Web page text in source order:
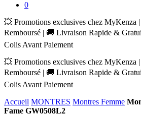
0
💥 Promotions exclusives chez MyKenza
Remboursé | 🚚 Livraison Rapide &
Colis Avant Paiement
💥 Promotions exclusives chez MyKenza
Remboursé | 🚚 Livraison Rapide &
Colis Avant Paiement
Accueil MONTRES Montres Femme
Fame GW0508L2